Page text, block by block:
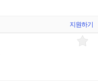
지원하기